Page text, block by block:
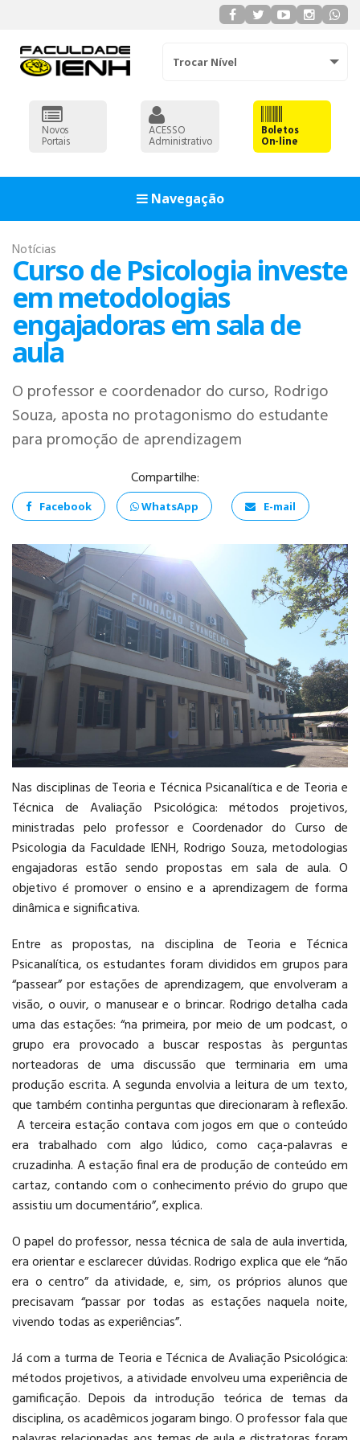
Trocar Nível
Novos
Portais
ACESSO
Administrativo
Boletos
On-line
Navegação
ADMINISTRAÇÃO
DESENVOLVIMENTO
DE SISTEMAS
PSICOLOGIA
PÓS-GRADUAÇÃO
CURSOS E EVENTOS
Notícias
Curso de Psicologia investe
em metodologias
engajadoras em sala de
aula
O professor e coordenador do curso, Rodrigo
Souza, aposta no protagonismo do estudante
para promoção de aprendizagem
Compartilhe:
Facebook WhatsApp E-mail
Nas disciplinas de Teoria e Técnica Psicanalítica e de Teoria e
Técnica de Avaliação Psicológica: métodos projetivos,
ministradas pelo professor e Coordenador do Curso de
Psicologia da Faculdade IENH, Rodrigo Souza, metodologias
engajadoras estão sendo propostas em sala de aula. O
objetivo é promover o ensino e a aprendizagem de forma
dinâmica e significativa.
Entre as propostas, na disciplina de Teoria e Técnica
Psicanalítica, os estudantes foram divididos em grupos para
“passear” por estações de aprendizagem, que envolveram a
visão, o ouvir, o manusear e o brincar. Rodrigo detalha cada
uma das estações: “na primeira, por meio de um podcast, o
grupo era provocado a buscar respostas às perguntas
norteadoras de uma discussão que terminaria em uma
produção escrita. A segunda envolvia a leitura de um texto,
que também continha perguntas que direcionaram à reflexão.
A terceira estação contava com jogos em que o conteúdo
era trabalhado com algo lúdico, como caça-palavras e
cruzadinha. A estação final era de produção de conteúdo em
cartaz, contando com o conhecimento prévio do grupo que
assistiu um documentário”, explica.
O papel do professor, nessa técnica de sala de aula invertida,
era orientar e esclarecer dúvidas. Rodrigo explica que ele “não
era o centro” da atividade, e, sim, os próprios alunos que
precisavam “passar por todas as estações naquela noite,
vivendo todas as experiências”.
Já com a turma de Teoria e Técnica de Avaliação Psicológica:
métodos projetivos, a atividade envolveu uma experiência de
gamificação. Depois da introdução teórica de temas da
disciplina, os acadêmicos jogaram bingo. O professor fala que